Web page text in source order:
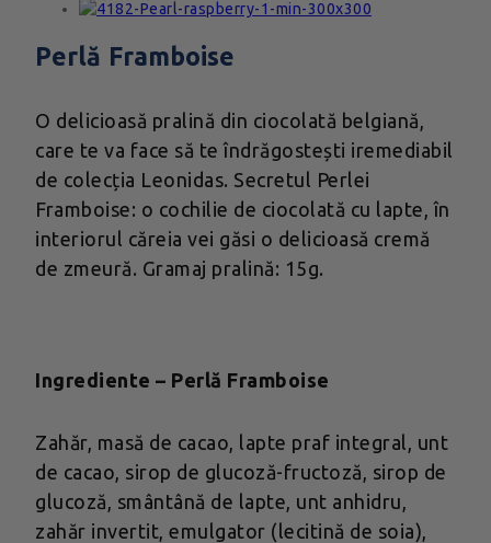
Perlă Framboise
O delicioasă pralină din ciocolată belgiană,
care te va face să te îndrăgostești iremediabil
de colecția Leonidas. Secretul Perlei
Framboise: o cochilie de ciocolată cu lapte, în
interiorul căreia vei găsi o delicioasă cremă
de zmeură. Gramaj pralină: 15g.
Ingrediente – Perlă Framboise
Zahăr, masă de cacao, lapte praf integral, unt
de cacao, sirop de glucoză-fructoză, sirop de
glucoză, smântână de lapte, unt anhidru,
zahăr invertit, emulgator (lecitină de soia),